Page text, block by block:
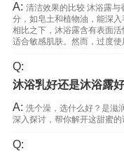
A: 清洁效果的比较 沐浴露
分，如皂土和植物油，能深入
相比之下，沐浴露含有表面
适合敏感肌肤。然而，过度
Q:
沐浴乳好还是沐浴露
A: 洗个澡，选什么好？是滋
深入探讨，帮你解开这甜蜜
Q: